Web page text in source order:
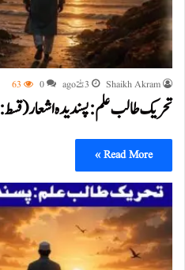
Shaikh Akram 3 ہفتے ago 0
63
تحریک طالب علم: پسندیدہ اشعار (قسط:42)
Read More »